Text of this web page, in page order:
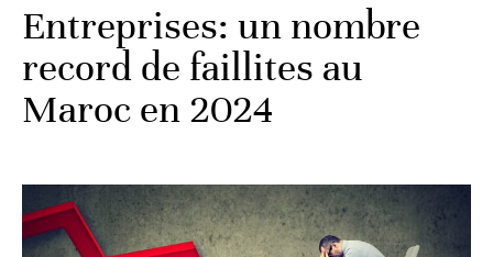
Entreprises: un nombre
record de faillites au
Maroc en 2024